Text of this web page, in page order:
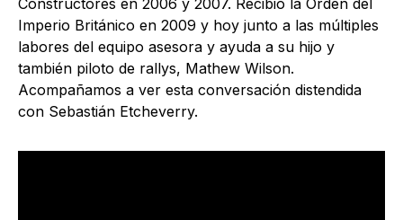
Constructores en 2006 y 2007. Recibió la Orden del
Imperio Británico en 2009​ y hoy junto a las múltiples
labores del equipo asesora y ayuda a su hijo y
también piloto de rallys, Mathew Wilson.
Acompañamos a ver esta conversación distendida
con Sebastián Etcheverry.